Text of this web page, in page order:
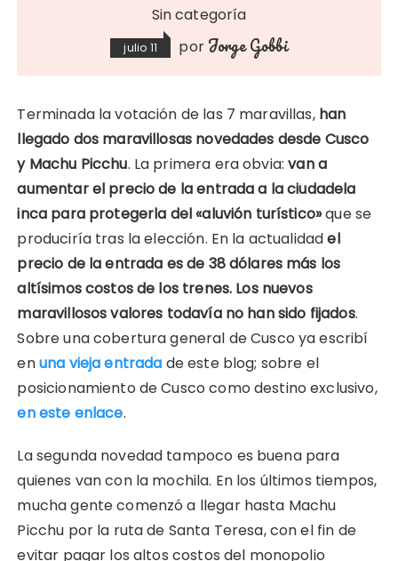
Sin categoría
julio 11 por Jorge Gobbi
Terminada la votación de las 7 maravillas, han
llegado dos maravillosas novedades desde Cusco
y Machu Picchu. La primera era obvia:van a
aumentar el precio de la entrada a la ciudadela
inca para protegerla del «aluvión turístico»que se
produciría tras la elección. En la actualidadel
precio de la entrada es de 38 dólares más los
altísimos costos de los trenes. Los nuevos
maravillosos valores todavía no han sido fijados.
Sobre una cobertura general de Cusco ya escribí
enuna vieja entrada de este blog; sobre el
posicionamiento de Cusco como destino exclusivo,
en este enlace.
La segunda novedad tampoco es buena para
quienes van con la mochila. En los últimos tiempos,
mucha gente comenzó a llegar hasta Machu
Picchu por la ruta de Santa Teresa, con el fin de
evitar pagar los altos costos del monopolio